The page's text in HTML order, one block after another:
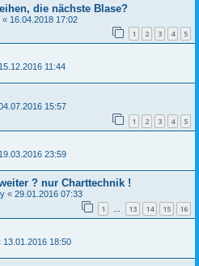
die nächste Blase?
« 16.04.2018 17:02
1 2 3 4 5
15.12.2016 11:44
15:57
1 2 3 4 5
19.03.2016 23:59
? nur Charttechnik !
« 29.01.2016 07:33
1 … 13 14 15 16
13.01.2016 18:50